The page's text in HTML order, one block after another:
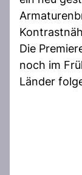
Die
noch im
Länder